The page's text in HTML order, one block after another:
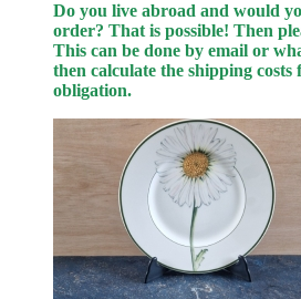
Do you live abroad and would
order? That is possible! Then
This can be done by email or
then calculate the shipping
obligation.